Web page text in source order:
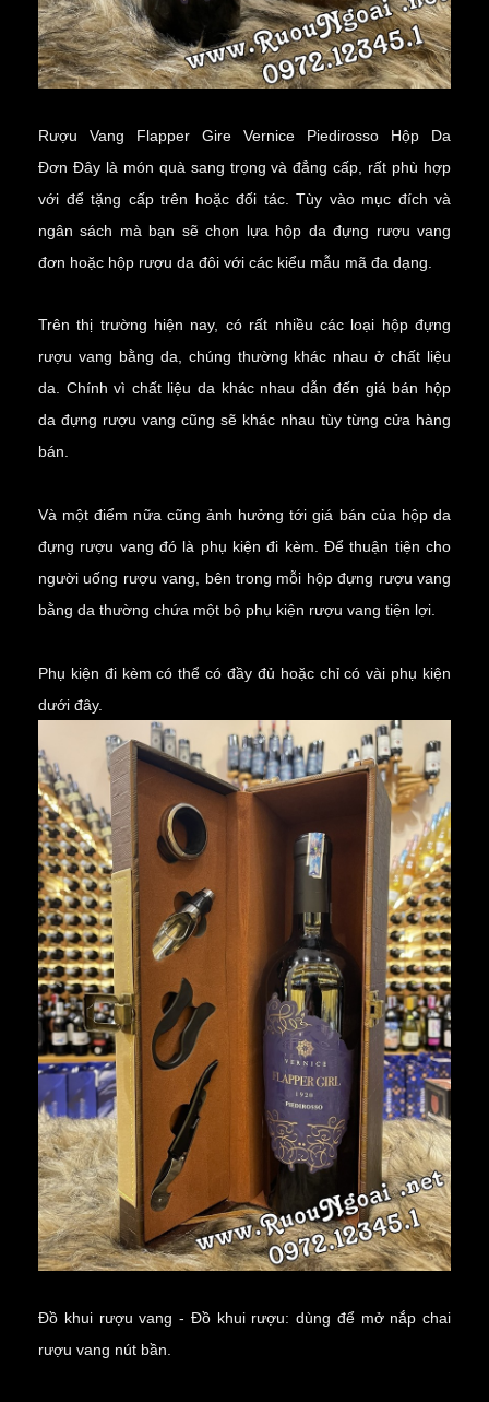
Rượu Vang Flapper Gire Vernice Piedirosso Hộp Da
Đơn Đây là món quà sang trọng và đẳng cấp, rất phù hợp
với để tặng cấp trên hoặc đối tác. Tùy vào mục đích và
ngân sách mà bạn sẽ chọn lựa hộp da đựng rượu vang
đơn hoặc hộp rượu da đôi với các kiểu mẫu mã đa dạng.
Trên thị trường hiện nay, có rất nhiều các loại hộp đựng
rượu vang bằng da, chúng thường khác nhau ở chất liệu
da. Chính vì chất liệu da khác nhau dẫn đến giá bán hộp
da đựng rượu vang cũng sẽ khác nhau tùy từng cửa hàng
bán.
Và một điểm nữa cũng ảnh hưởng tới giá bán của hộp da
đựng rượu vang đó là phụ kiện đi kèm. Để thuận tiện cho
người uống rượu vang, bên trong mỗi hộp đựng rượu vang
bằng da thường chứa một bộ phụ kiện rượu vang tiện lợi.
Phụ kiện đi kèm có thể có đầy đủ hoặc chỉ có vài phụ kiện
dưới đây.
Đồ khui rượu vang - Đồ khui rượu: dùng để mở nắp chai
rượu vang nút bần.